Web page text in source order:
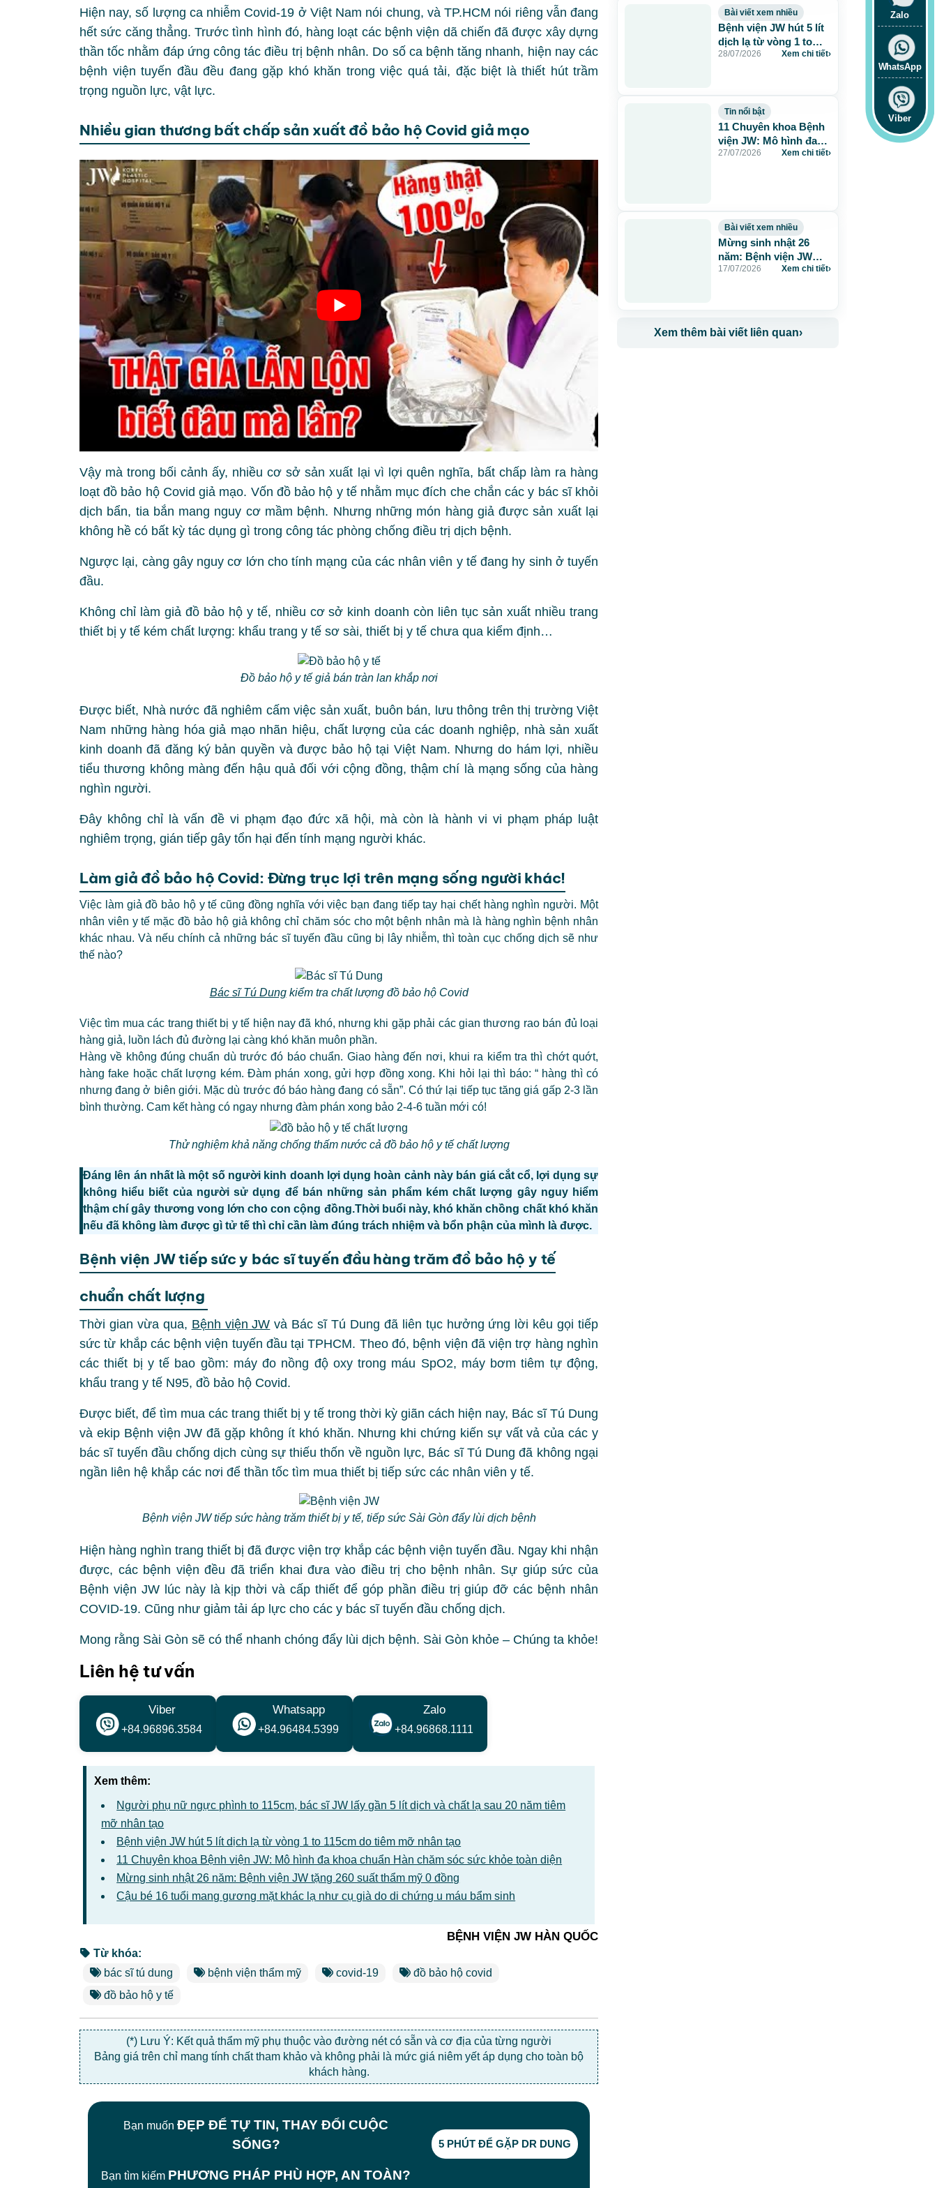
Hiện nay, số lượng ca nhiễm Covid-19 ở Việt Nam nói chung, và TP.HCM nói riêng vẫn đang
hết sức căng thẳng. Trước tình hình đó, hàng loạt các bệnh viện dã chiến đã được xây dựng
thần tốc nhằm đáp ứng công tác điều trị bệnh nhân. Do số ca bệnh tăng nhanh, hiện nay các
bệnh viện tuyến đầu đều đang gặp khó khăn trong việc quá tải, đặc biệt là thiết hút trầm
trọng nguồn lực, vật lực.
Nhiều gian thương bất chấp sản xuất đồ bảo hộ Covid giả mạo
Vậy mà trong bối cảnh ấy, nhiều cơ sở sản xuất lại vì lợi quên nghĩa, bất chấp làm ra hàng
loạt đồ bảo hộ Covid giả mạo. Vốn đồ bảo hộ y tế nhằm mục đích che chắn các y bác sĩ khỏi
dịch bẩn, tia bắn mang nguy cơ mầm bệnh. Nhưng những món hàng giả được sản xuất lại
không hề có bất kỳ tác dụng gì trong công tác phòng chống điều trị dịch bệnh.
Ngược lại, càng gây nguy cơ lớn cho tính mạng của các nhân viên y tế đang hy sinh ở tuyến
đầu.
Không chỉ làm giả đồ bảo hộ y tế, nhiều cơ sở kinh doanh còn liên tục sản xuất nhiều trang
thiết bị y tế kém chất lượng: khẩu trang y tế sơ sài, thiết bị y tế chưa qua kiểm định…
Đồ bảo hộ y tế giả bán tràn lan khắp nơi
Được biết, Nhà nước đã nghiêm cấm việc sản xuất, buôn bán, lưu thông trên thị trường Việt
Nam những hàng hóa giả mạo nhãn hiệu, chất lượng của các doanh nghiệp, nhà sản xuất
kinh doanh đã đăng ký bản quyền và được bảo hộ tại Việt Nam. Nhưng do hám lợi, nhiều
tiểu thương không màng đến hậu quả đối với cộng đồng, thậm chí là mạng sống của hàng
nghìn người.
Đây không chỉ là vấn đề vi phạm đạo đức xã hội, mà còn là hành vi vi phạm pháp luật
nghiêm trọng, gián tiếp gây tổn hại đến tính mạng người khác.
Làm giả đồ bảo hộ Covid: Đừng trục lợi trên mạng sống người khác!
Việc làm giả đồ bảo hộ y tế cũng đồng nghĩa với việc bạn đang tiếp tay hại chết hàng nghìn người. Một
nhân viên y tế mặc đồ bảo hộ giả không chỉ chăm sóc cho một bệnh nhân mà là hàng nghìn bệnh nhân
khác nhau. Và nếu chính cả những bác sĩ tuyến đầu cũng bị lây nhiễm, thì toàn cục chống dịch sẽ như
thế nào?
Bác sĩ Tú Dungkiểm tra chất lượng đồ bảo hộ Covid
Việc tìm mua các trang thiết bị y tế hiện nay đã khó, nhưng khi gặp phải các gian thương rao bán đủ loại
hàng giả, luồn lách đủ đường lại càng khó khăn muôn phần.
Hàng về không đúng chuẩn dù trước đó báo chuẩn. Giao hàng đến nơi, khui ra kiểm tra thì chớt quớt,
hàng fake hoặc chất lượng kém. Đàm phán xong, gửi hợp đồng xong. Khi hỏi lại thì báo: “ hàng thì có
nhưng đang ở biên giới. Mặc dù trước đó báo hàng đang có sẵn”. Có thứ lại tiếp tục tăng giá gấp 2-3 lần
bình thường. Cam kết hàng có ngay nhưng đàm phán xong bảo 2-4-6 tuần mới có!
Thử nghiệm khả năng chống thấm nước cả đồ bảo hộ y tế chất lượng
Đáng lên án nhất là một số người kinh doanh lợi dụng hoàn cảnh này bán giá cắt cổ, lợi dụng sự
không hiểu biết của người sử dụng để bán những sản phẩm kém chất lượng gây nguy hiểm
thậm chí gây thương vong lớn cho con cộng đồng.Thời buổi này, khó khăn chồng chất khó khăn
nếu đã không làm được gì tử tế thì chỉ cần làm đúng trách nhiệm và bổn phận của mình là được.
Bệnh viện JW tiếp sức y bác sĩ tuyến đầu hàng trăm đồ bảo hộ y tế
chuẩn chất lượng
Thời gian vừa qua, Bệnh viện JW và Bác sĩ Tú Dung đã liên tục hưởng ứng lời kêu gọi tiếp
sức từ khắp các bệnh viện tuyến đầu tại TPHCM. Theo đó, bệnh viện đã viện trợ hàng nghìn
các thiết bị y tế bao gồm: máy đo nồng độ oxy trong máu SpO2, máy bơm tiêm tự động,
khẩu trang y tế N95, đồ bảo hộ Covid.
Được biết, để tìm mua các trang thiết bị y tế trong thời kỳ giãn cách hiện nay, Bác sĩ Tú Dung
và ekip Bệnh viện JW đã gặp không ít khó khăn. Nhưng khi chứng kiến sự vất vả của các y
bác sĩ tuyến đầu chống dịch cùng sự thiếu thốn về nguồn lực, Bác sĩ Tú Dung đã không ngại
ngần liên hệ khắp các nơi để thần tốc tìm mua thiết bị tiếp sức các nhân viên y tế.
Bệnh viện JW tiếp sức hàng trăm thiết bị y tế, tiếp sức Sài Gòn đẩy lùi dịch bệnh
Hiện hàng nghìn trang thiết bị đã được viện trợ khắp các bệnh viện tuyến đầu. Ngay khi nhận
được, các bệnh viện đều đã triển khai đưa vào điều trị cho bệnh nhân. Sự giúp sức của
Bệnh viện JW lúc này là kịp thời và cấp thiết để góp phần điều trị giúp đỡ các bệnh nhân
COVID-19. Cũng như giảm tải áp lực cho các y bác sĩ tuyến đầu chống dịch.
Mong rằng Sài Gòn sẽ có thể nhanh chóng đẩy lùi dịch bệnh. Sài Gòn khỏe – Chúng ta khỏe!
Liên hệ tư vấn
Viber
+84.96896.3584
Whatsapp
+84.96484.5399
Zalo
+84.96868.1111
Xem thêm:
Người phụ nữ ngực phình to 115cm, bác sĩ JW lấy gần 5 lít dịch và chất lạ sau 20 năm tiêm
mỡ nhân tạo
Bệnh viện JW hút 5 lít dịch lạ từ vòng 1 to 115cm do tiêm mỡ nhân tạo
11 Chuyên khoa Bệnh viện JW: Mô hình đa khoa chuẩn Hàn chăm sóc sức khỏe toàn diện
Mừng sinh nhật 26 năm: Bệnh viện JW tặng 260 suất thẩm mỹ 0 đồng
Cậu bé 16 tuổi mang gương mặt khác lạ như cụ già do di chứng u máu bẩm sinh
BỆNH VIỆN JW HÀN QUỐC
Từ khóa:
bác sĩ tú dung
bệnh viện thẩm mỹ covid-19
đồ bảo hộ covid
đồ bảo hộ y tế
(*) Lưu Ý: Kết quả thẩm mỹ phụ thuộc vào đường nét có sẵn và cơ địa của từng người
Bảng giá trên chỉ mang tính chất tham khảo và không phải là mức giá niêm yết áp dụng cho toàn bộ
khách hàng.
Bài viết xem nhiều
Bệnh viện JW hút 5 lít
dịch lạ từ vòng 1 to
115cm do tiêm mỡ
28/07/2026 Xem chi tiết›
Tin nổi bật
11 Chuyên khoa Bệnh
viện JW: Mô hình đa
khoa chuẩn Hàn chăm
27/07/2026 Xem chi tiết›
Bài viết xem nhiều
Mừng sinh nhật 26
năm: Bệnh viện JW
tặng 260 suất thẩm mỹ
17/07/2026 Xem chi tiết›
Xem thêm bài viết liên quan›
Bạn muốn ĐẸP ĐỂ TỰ TIN, THAY ĐỔI CUỘC
SỐNG?
Bạn tìm kiếm PHƯƠNG PHÁP PHÙ HỢP, AN TOÀN?
5 PHÚT ĐỂ GẶP DR DUNG
Zalo
WhatsApp
Viber